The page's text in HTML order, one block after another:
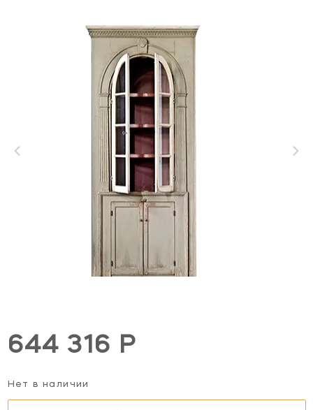
644 316 Р
Нет в наличии